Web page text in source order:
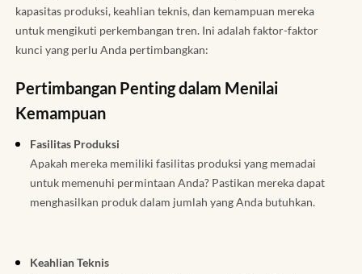
kapasitas produksi, keahlian teknis, dan kemampuan mereka
untuk mengikuti perkembangan tren. Ini adalah faktor-faktor
kunci yang perlu Anda pertimbangkan:
Pertimbangan Penting dalam Menilai
Kemampuan
Fasilitas Produksi
Apakah mereka memiliki fasilitas produksi yang memadai
untuk memenuhi permintaan Anda? Pastikan mereka dapat
menghasilkan produk dalam jumlah yang Anda butuhkan.
Keahlian Teknis